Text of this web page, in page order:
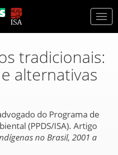
tradicionais:
alternativas
do Programa de
(PPDS/ISA). Artigo
no Brasil, 2001 a